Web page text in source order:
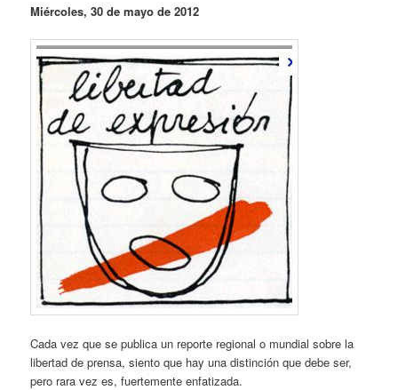
Miércoles, 30 de mayo de 2012
Cada vez que se publica un reporte regional o mundial sobre la
libertad de prensa, siento que hay una distinción que debe ser,
pero rara vez es, fuertemente enfatizada.